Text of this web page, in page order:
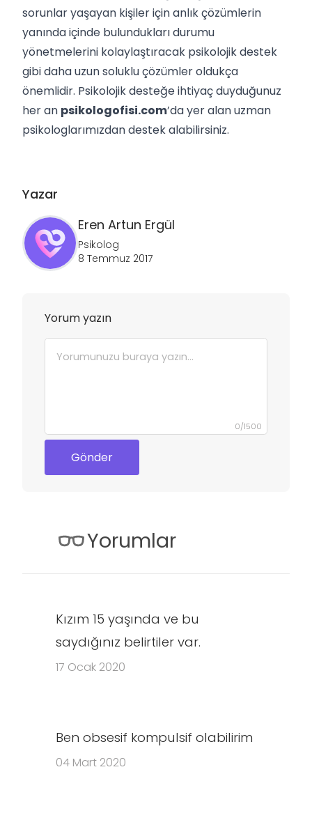
sorunlar yaşayan kişiler için anlık çözümlerin
yanında içinde bulundukları durumu
yönetmelerini kolaylaştıracak psikolojik destek
gibi daha uzun soluklu çözümler oldukça
önemlidir. Psikolojik desteğe ihtiyaç duyduğunuz
her an psikologofisi.com’da yer alan uzman
psikologlarımızdan destek alabilirsiniz.
Yazar
Eren Artun Ergül
Psikolog
8 Temmuz 2017
Yorum yazın
0/1500
Gönder
Yorumlar
Kızım 15 yaşında ve bu
saydığınız belirtiler var.
17 Ocak 2020
Ben obsesif kompulsif olabilirim
04 Mart 2020